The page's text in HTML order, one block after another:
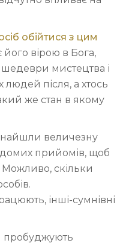
обійтися з цим
його вірою в Бога,
шедеври мистецтва і
після, а хтось
же стан в якому
величезну
прийомів, щоб
скільки
інші-сумнівні
пробуджують